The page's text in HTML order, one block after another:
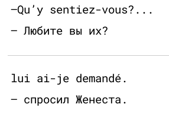
—Qu’y sentiez-vous?...
— Любите вы их?
lui ai-je demandé.
— спросил Женеста.